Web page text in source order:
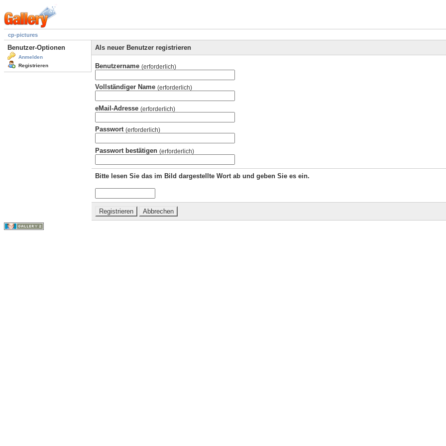
cp-pictures
Benutzer-Optionen
Anmelden
Registrieren
Als neuer Benutzer registrieren
Benutzername (erforderlich)
Vollständiger Name (erforderlich)
eMail-Adresse (erforderlich)
Passwort (erforderlich)
Passwort bestätigen (erforderlich)
Bitte lesen Sie das im Bild dargestellte Wort ab und geben Sie es ein.